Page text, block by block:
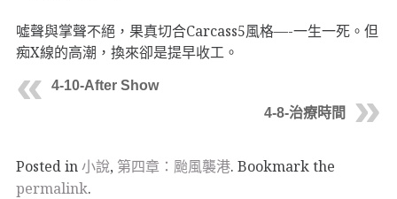
噓聲與掌聲不絕，果真切合Carcass5風格—-一生一死。但
痴X線的高潮，換來卻是提早收工。
4-10-After Show
4-8-治療時間
Posted in小說, 第四章：颱風襲港. Bookmark the
permalink.